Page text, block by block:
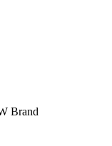
Brand